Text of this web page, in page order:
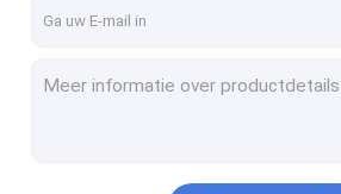
Tractorvrachtwagen